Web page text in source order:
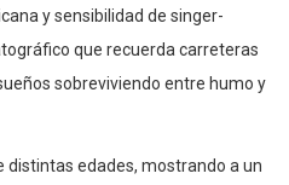
y sensibilidad de singer-
que recuerda carreteras
sobreviviendo entre humo y
distintas edades, mostrando a un